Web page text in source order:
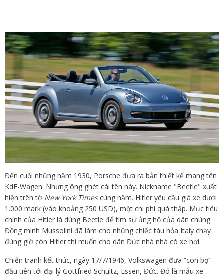
Đến cuối những năm 1930, Porsche đưa ra bản thiết kế mang tên
KdF-Wagen. Nhưng ông ghét cái tên này. Nickname "Beetle" xuất
hiện trên tờ New York Timescùng năm. Hitler yêu cầu giá xe dưới
1.000 mark (vào khoảng 250 USD), một chi phí quá thấp. Mục tiêu
chính của Hitler là dùng Beetle để tìm sự ủng hộ của dân chúng.
Đồng minh Mussolini đã làm cho những chiếc tàu hỏa Italy chạy
đúng giờ còn Hitler thì muốn cho dân Đức nhà nhà có xe hơi.
Chiến tranh kết thúc, ngày 17/7/1946, Volkswagen đưa “con bọ”
đầu tiên tới đại lý Gottfried Schultz, Essen, Đức. Đó là mẫu xe